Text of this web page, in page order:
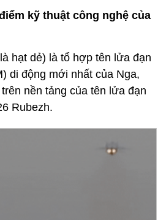
kỹ thuật công nghệ của
hạt dẻ) là tổ hợp tên lửa đạn
di động mới nhất của Nga,
nền tảng của tên lửa đạn
Rubezh.